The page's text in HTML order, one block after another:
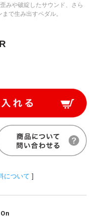
みや破綻したサウンド、さら
で生み出すペダル。
について ]